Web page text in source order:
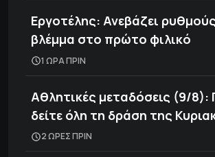
Εργοτέλης: Ανεβάζει
βλέμμα στο πρώτο φιλικό
1 ΩΡΑ ΠΡΙΝ
Αθλητικές μεταδόσεις (9/8):
δείτε όλη τη δράση της
2 ΩΡΕΣ ΠΡΙΝ